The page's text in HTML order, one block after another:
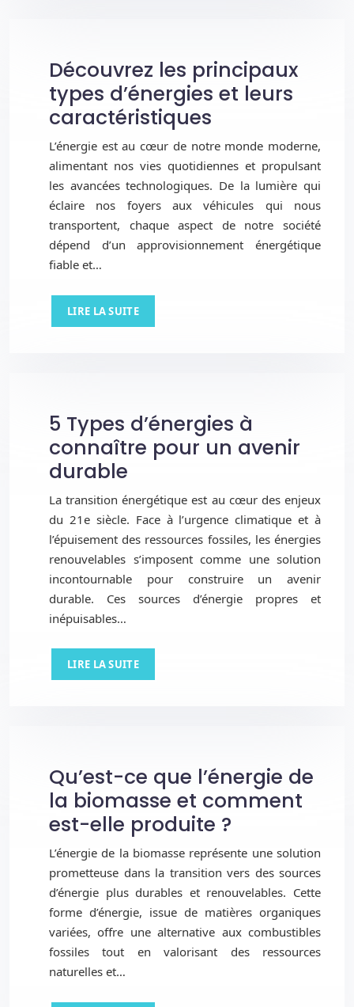
Découvrez les principaux
types d’énergies et leurs
caractéristiques
L’énergie est au cœur de notre monde moderne,
alimentant nos vies quotidiennes et propulsant
les avancées technologiques. De la lumière qui
éclaire nos foyers aux véhicules qui nous
transportent, chaque aspect de notre société
dépend d’un approvisionnement énergétique
fiable et…
LIRE LA SUITE
5 Types d’énergies à
connaître pour un avenir
durable
La transition énergétique est au cœur des enjeux
du 21e siècle. Face à l’urgence climatique et à
l’épuisement des ressources fossiles, les énergies
renouvelables s’imposent comme une solution
incontournable pour construire un avenir
durable. Ces sources d’énergie propres et
inépuisables…
LIRE LA SUITE
Qu’est-ce que l’énergie de
la biomasse et comment
est-elle produite ?
L’énergie de la biomasse représente une solution
prometteuse dans la transition vers des sources
d’énergie plus durables et renouvelables. Cette
forme d’énergie, issue de matières organiques
variées, offre une alternative aux combustibles
fossiles tout en valorisant des ressources
naturelles et…